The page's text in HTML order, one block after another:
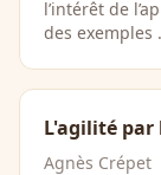
l’intérêt de
des exemples
L'agilité
Agnès Crépet